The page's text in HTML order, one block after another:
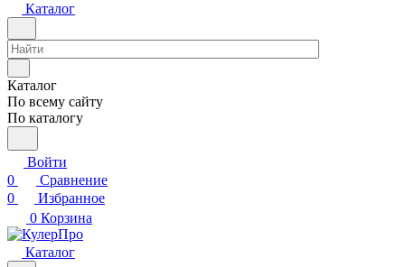
Каталог
Каталог
По всему сайту
По каталогу
Войти
0
Сравнение
0
Избранное
0 Корзина
Каталог